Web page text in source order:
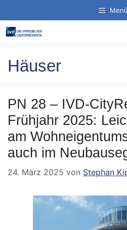
Inhalt
springen
Menü
Häuser
PN 28 – IVD-
Frühjahr 2025:
am
auch im
24. März 2025 von Stephan